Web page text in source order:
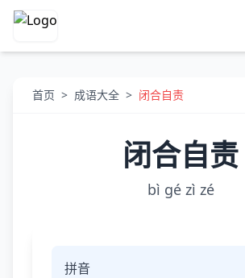
首页 > 成语大全 > 闭合自责
闭合自责
bì gé zì zé
拼音